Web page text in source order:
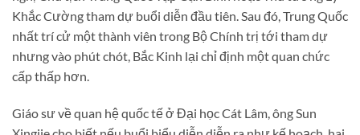
Khắc Cường tham dự buổi diễn đầu tiên. Sau đó, Trung Quốc
nhất trí cử một thành viên trong Bộ Chính trị tới tham dự
nhưng vào phút chót, Bắc Kinh lại chỉ định một quan chức
cấp thấp hơn.
Giáo sư về quan hệ quốc tế ở Đại học Cát Lâm, ông Sun